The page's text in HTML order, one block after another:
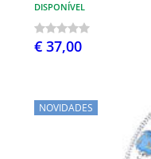
DISPONÍVEL
€ 37,00
NOVIDADES